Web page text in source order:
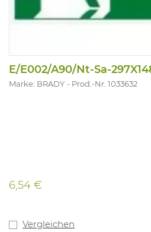
E/E002/A90/Nt-Sa-
Marke: BRADY Prod.-Nr. 1033632
6,54 €
Vergleichen